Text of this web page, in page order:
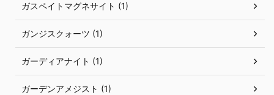
ガスペイトマグネサイト (1)
ガンジスクォーツ (1)
ガーディアナイト (1)
ガーデンアメジスト (1)